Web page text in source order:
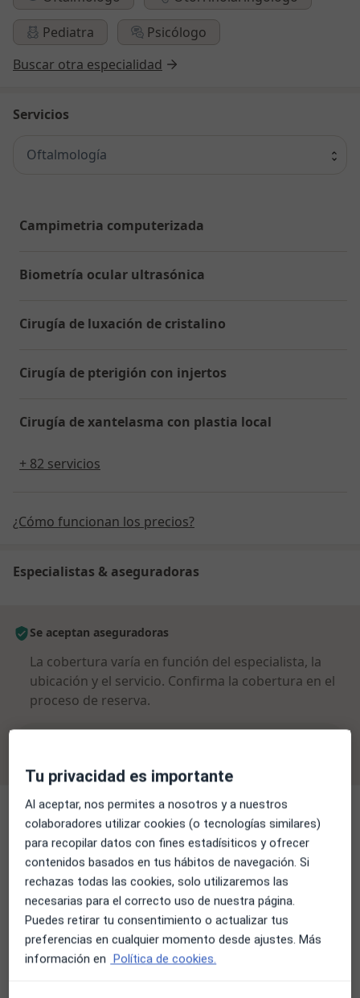
Pediatra
Psicólogo
Buscar otra especialidad
Servicios
Oftalmología
Campimetria computerizada
Biometría ocular ultrasónica
Cirugía de luxación de cristalino
Cirugía de pterigión con injertos
Cirugía de xantelasma con plastia local
+ 82 servicios
¿Cómo funcionan los precios?
Especialistas & aseguradoras
Se aceptan aseguradoras
La cobertura varía en función del especialista, la
ubicación y el servicio. Confirma la cobertura en el
proceso de reserva.
Cirujano plástico
Dr. Jordi Mir Batlle
Cirujano plástico
Dr. Juan Pablo Garnica García
Tu privacidad es importante
Al aceptar, nos permites a nosotros y a nuestros
colaboradores utilizar cookies (o tecnologías similares)
para recopilar datos con fines estadísiticos y ofrecer
contenidos basados en tus hábitos de navegación. Si
rechazas todas las cookies, solo utilizaremos las
necesarias para el correcto uso de nuestra página.
Puedes retirar tu consentimiento o actualizar tus
preferencias en cualquier momento desde ajustes. Más
información en Política de cookies.